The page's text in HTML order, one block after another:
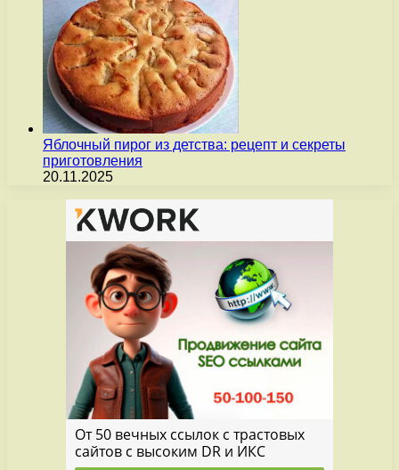
Яблочный пирог из детства: рецепт и секреты
приготовления
20.11.2025